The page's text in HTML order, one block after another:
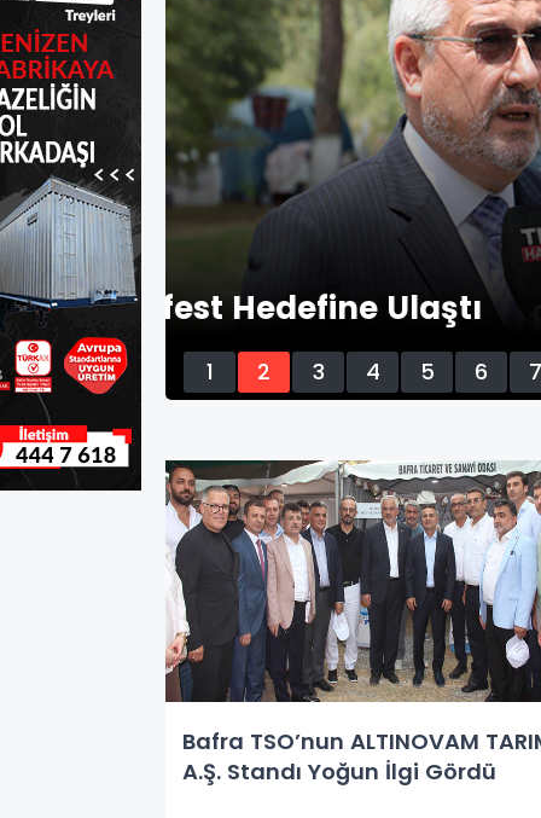
Belediye Meclisi
1 2 3 4 5 6 7
Bafra TSO’nun ALTINOVAM
A.Ş. Standı Yoğun İlgi Gördü